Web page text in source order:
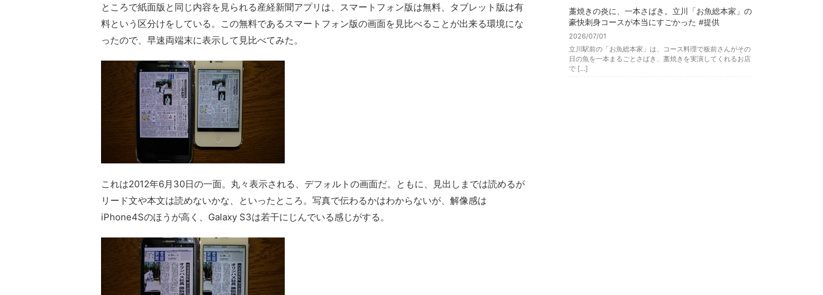
ところで紙面版と同じ内容を見られる産経新聞アプリは、スマートフォン版は無料、タブレット版は有
料という区分けをしている。この無料であるスマートフォン版の画面を見比べることが出来る環境にな
ったので、早速両端末に表示して見比べてみた。
これは2012年6月30日の一面。丸々表示される、デフォルトの画面だ。ともに、見出しまでは読めるが
リード文や本文は読めないかな、といったところ。写真で伝わるかはわからないが、解像感は
iPhone4Sのほうが高く、Galaxy S3は若干にじんでいる感じがする。
藁焼きの炎に、一本さばき。立川「お魚総本家」の
豪快刺身コースが本当にすごかった #提供
2026/07/01
立川駅前の「お魚総本家」は、コース料理で板前さんがその
日の魚を一本まるごとさばき、藁焼きを実演してくれるお店
で […]